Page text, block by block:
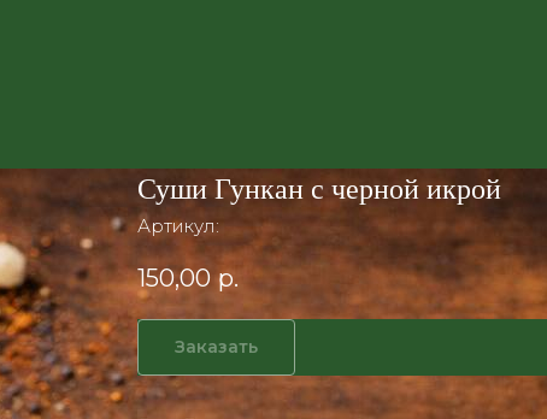
Суши Гункан с черной икрой
Артикул:
150,00 р.
Заказать